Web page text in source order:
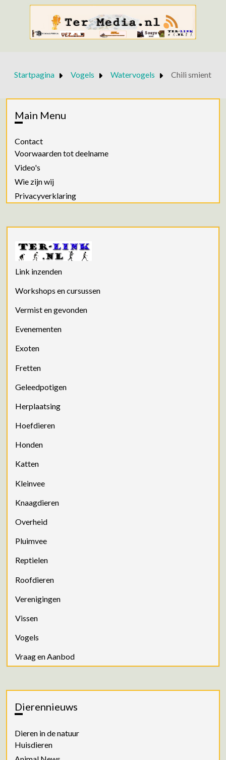
Startpagina Vogels Watervogels Chili smient
Main Menu
Contact
Voorwaarden tot deelname
Video's
Wie zijn wij
Privacyverklaring
Link inzenden
Workshops en cursussen
Vermist en gevonden
Evenementen
Exoten
Fretten
Geleedpotigen
Herplaatsing
Hoefdieren
Honden
Katten
Kleinvee
Knaagdieren
Overheid
Pluimvee
Reptielen
Roofdieren
Verenigingen
Vissen
Vogels
Vraag en Aanbod
Dierennieuws
Dieren in de natuur
Huisdieren